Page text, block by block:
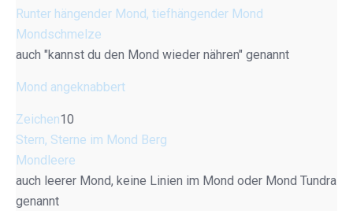
Runter hängender Mond, tiefhängender Mond
Mondschmelze
auch "kannst du den Mond wieder nähren" genannt
Mond angeknabbert
Zeichen10
Stern, Sterne im Mond Berg
Mondleere
auch leerer Mond, keine Linien im Mond oder Mond Tundra
genannt